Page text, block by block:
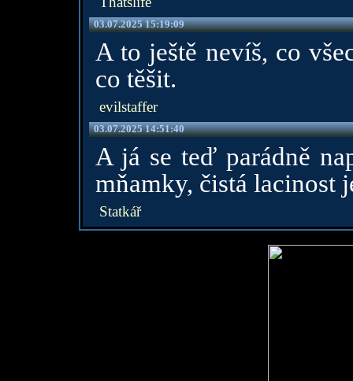
03.07.2025 15:19:09
A to ještě nevíš, co
co těšit.
evilstaffer
03.07.2025 14:51:40
A já se teď parádně
mňamky, čistá lacinost
Statkář